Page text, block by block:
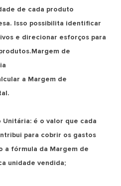
de cada produto
Isso possibilita identificar
e direcionar esforços para
de
a Margem de
é o valor que cada
para cobrir os gastos
a fórmula da Margem de
unidade vendida;